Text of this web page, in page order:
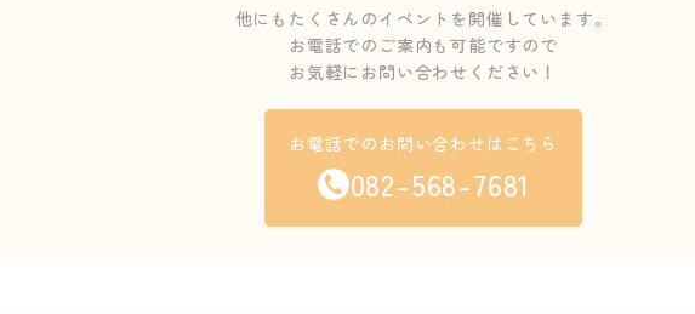
他にもたくさんのイベントを開催しています。
お電話でのご案内も可能ですので
お気軽にお問い合わせください！
お電話でのお問い合わせはこちら
082-568-7681